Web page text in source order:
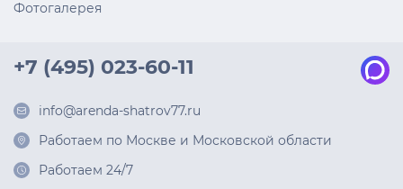
Фотогалерея
+7 (495) 023-60-11
info@arenda-shatrov77.ru
Работаем по Москве и Московской области
Работаем 24/7